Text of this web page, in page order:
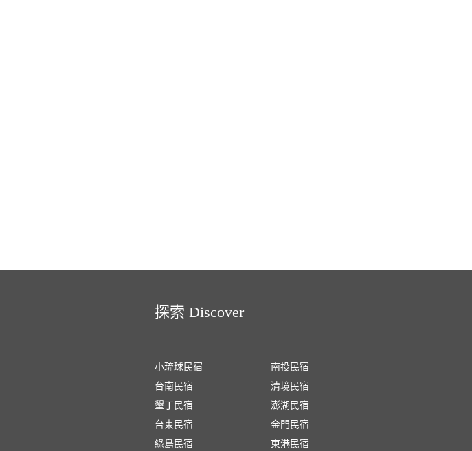
探索 Discover
小琉球民宿
台南民宿
墾丁民宿
台東民宿
綠島民宿
南投民宿
清境民宿
澎湖民宿
金門民宿
東港民宿